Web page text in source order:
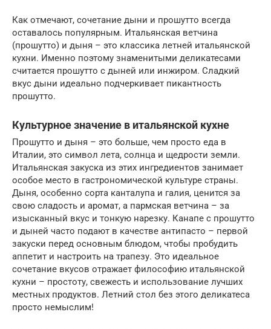
Как отмечают, сочетание дыни и прошутто всегда
оставалось популярным. Итальянская ветчина
(прошутто) и дыня – это классика летней итальянской
кухни. Именно поэтому знаменитыми деликатесами
считается прошутто с дыней или инжиром. Сладкий
вкус дыни идеально подчеркивает пикантность
прошутто.
Культурное значение в итальянской кухне
Прошутто и дыня – это больше, чем просто еда в
Италии, это символ лета, солнца и щедрости земли.
Итальянская закуска из этих ингредиентов занимает
особое место в гастрономической культуре страны.
Дыня, особенно сорта канталупа и галия, ценится за
свою сладость и аромат, а пармская ветчина – за
изысканный вкус и тонкую нарезку. Канапе с прошутто
и дыней часто подают в качестве антипасто – первой
закуски перед основным блюдом, чтобы пробудить
аппетит и настроить на трапезу. Это идеальное
сочетание вкусов отражает философию итальянской
кухни – простоту, свежесть и использование лучших
местных продуктов. Летний стол без этого деликатеса
просто немыслим!